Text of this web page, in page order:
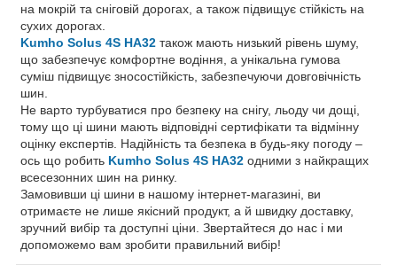
на мокрій та сніговій дорогах, а також підвищує стійкість на
сухих дорогах.
Kumho Solus 4S HA32 також мають низький рівень шуму,
що забезпечує комфортне водіння, а унікальна гумова
суміш підвищує зносостійкість, забезпечуючи довговічність
шин.
Не варто турбуватися про безпеку на снігу, льоду чи дощі,
тому що ці шини мають відповідні сертифікати та відмінну
оцінку експертів. Надійність та безпека в будь-яку погоду –
ось що робить Kumho Solus 4S HA32 одними з найкращих
всесезонних шин на ринку.
Замовивши ці шини в нашому інтернет-магазині, ви
отримаєте не лише якісний продукт, а й швидку доставку,
зручний вибір та доступні ціни. Звертайтеся до нас і ми
допоможемо вам зробити правильний вибір!